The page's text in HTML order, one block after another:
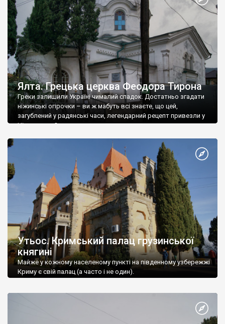
Ялта. Грецька церква Феодора Тирона
Греки залишили Україні чималий спадок. Достатньо згадати
ніжинські огірочки – ви ж мабуть всі знаєте, що цей,
загублений у радянські часи, легендарний рецепт привезли у
Ніжин греки?
Утьос. Кримський палац грузинської
княгині
Майже у кожному населеному пункті на південному узбережжі
Криму є свій палац (а часто і не один).